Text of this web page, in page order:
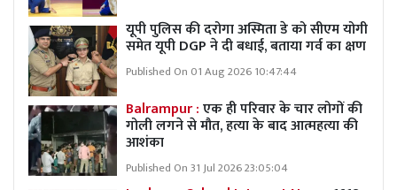
यूपी पुलिस की दरोगा अस्मिता डे को सीएम योगी
समेत यूपी DGP ने दी बधाई, बताया गर्व का क्षण
Published On 01 Aug 2026 10:47:44
Balrampur :एक ही परिवार के चार लोगों की
गोली लगने से मौत, हत्या के बाद आत्महत्या की
आशंका
Published On 31 Jul 2026 23:05:04